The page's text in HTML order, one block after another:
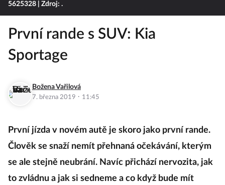
5625328 | Zdroj: .
První rande s SUV: Kia
Sportage
Božena Vařilová
7. března 2019 · 11:45
První jízda v novém autě je skoro jako první rande.
Člověk se snaží nemít přehnaná očekávání, kterým
se ale stejně neubrání. Navíc přichází nervozita, jak
to zvládnu a jak si sedneme a co když bude mít